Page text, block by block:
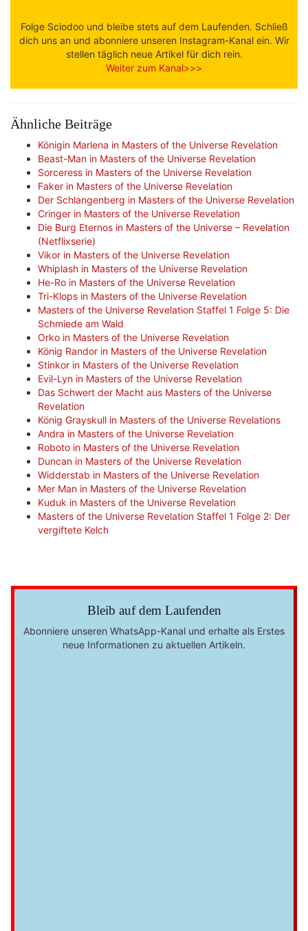
Folge Sciodoo und bleibe stets auf dem Laufenden. Schließ
dich uns an und abonniere unseren Instagram-Kanal ein. Wir
stellen täglich neue Artikel für dich rein.
Weiter zum Kanal>>>
Ähnliche Beiträge
Königin Marlena in Masters of the Universe Revelation
Beast-Man in Masters of the Universe Revelation
Sorceress in Masters of the Universe Revelation
Faker in Masters of the Universe Revelation
Der Schlangenberg in Masters of the Universe Revelation
Cringer in Masters of the Universe Revelation
Die Burg Eternos in Masters of the Universe – Revelation
(Netflixserie)
Vikor in Masters of the Universe Revelation
Whiplash in Masters of the Universe Revelation
He-Ro in Masters of the Universe Revelation
Tri-Klops in Masters of the Universe Revelation
Masters of the Universe Revelation Staffel 1 Folge 5: Die
Schmiede am Wald
Orko in Masters of the Universe Revelation
König Randor in Masters of the Universe Revelation
Stinkor in Masters of the Universe Revelation
Evil-Lyn in Masters of the Universe Revelation
Das Schwert der Macht aus Masters of the Universe
Revelation
König Grayskull in Masters of the Universe Revelations
Andra in Masters of the Universe Revelation
Roboto in Masters of the Universe Revelation
Duncan in Masters of the Universe Revelation
Widderstab in Masters of the Universe Revelation
Mer Man in Masters of the Universe Revelation
Kuduk in Masters of the Universe Revelation
Masters of the Universe Revelation Staffel 1 Folge 2: Der
vergiftete Kelch
Bleib auf dem Laufenden
Abonniere unseren WhatsApp-Kanal und erhalte als Erstes
neue Informationen zu aktuellen Artikeln.